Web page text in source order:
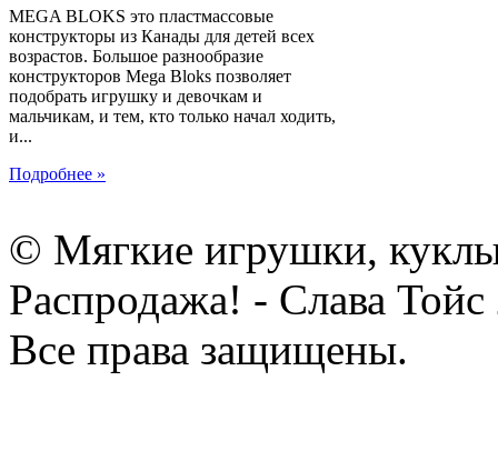
MEGA BLOKS это пластмассовые
конструкторы из Канады для детей всех
возрастов. Большое разнообразие
конструкторов Mega Bloks позволяет
подобрать игрушку и девочкам и
мальчикам, и тем, кто только начал ходить,
и...
Подробнее »
© Мягкие игрушки,
Распродажа! - Слава Тойс
Все права защищены.